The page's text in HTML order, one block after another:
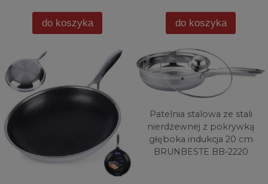
do koszyka do koszyka
Patelnia stalowa ze stali
nierdzewnej z pokrywką
głęboka indukcja 20 cm
BRUNBESTE BB-2220